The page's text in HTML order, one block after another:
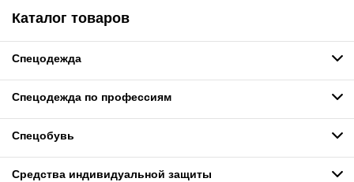
Каталог товаров
Спецодежда
Спецодежда по профессиям
Спецобувь
Средства индивидуальной защиты